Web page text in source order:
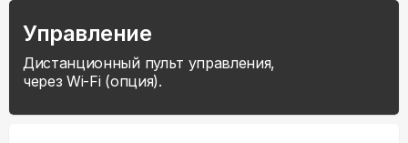
Управление
Дистанционный пульт управления,
через Wi-Fi (опция).